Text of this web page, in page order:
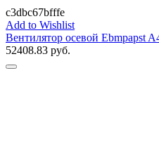
c3dbc67bfffe
Add to Wishlist
Вентилятор осевой Ebmpapst
52408.83 руб.